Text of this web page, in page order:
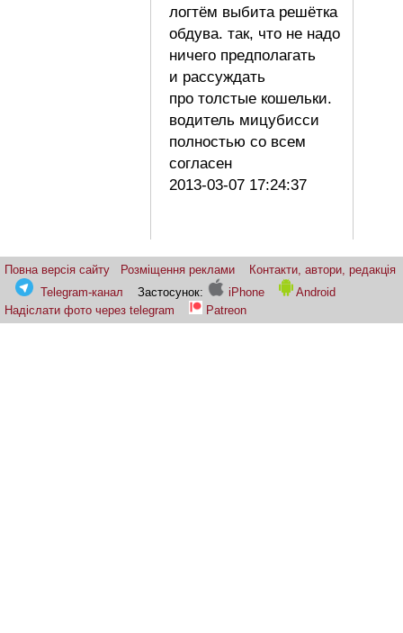
логтём выбита решётка
обдува. так, что не надо
ничего предполагать
и рассуждать
про толстые кошельки.
водитель мицубисси
полностью со всем
согласен
2013-03-07 17:24:37
Повна версія сайту Розміщення реклами
Контакти, автори, редакція
Telegram-канал
Застосунок: iPhone
Android
Надіслати фото через telegram
Patreon